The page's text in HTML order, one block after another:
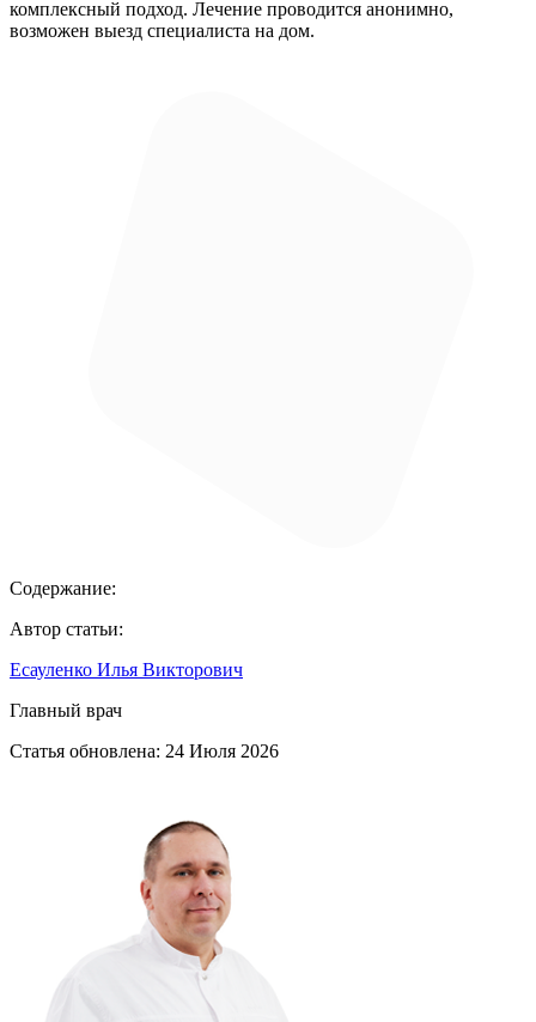
комплексный подход. Лечение проводится анонимно,
возможен выезд специалиста на дом.
Содержание:
Автор статьи:
Есауленко Илья Викторович
Главный врач
Статья обновлена: 24 Июля 2026